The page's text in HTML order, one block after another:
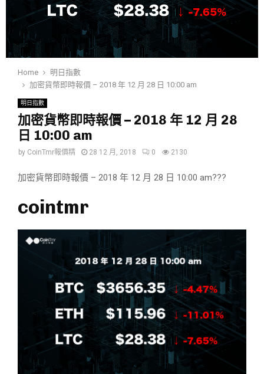
Home
明日指數
加密貨幣即時報價 – 2018 年 12 月 28 日 10:00 am
明日指數
加密貨幣即時報價 – 2018 年 12 月 28
日 10:00 am
by CoinTmr報價精 28 12 月, 2018 0 2130
加密貨幣即時報價 – 2018 年 12 月 28 日 10:00 am???
cointmr